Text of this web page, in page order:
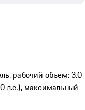
рабочий объем: 3.0
л.с.), максимальный